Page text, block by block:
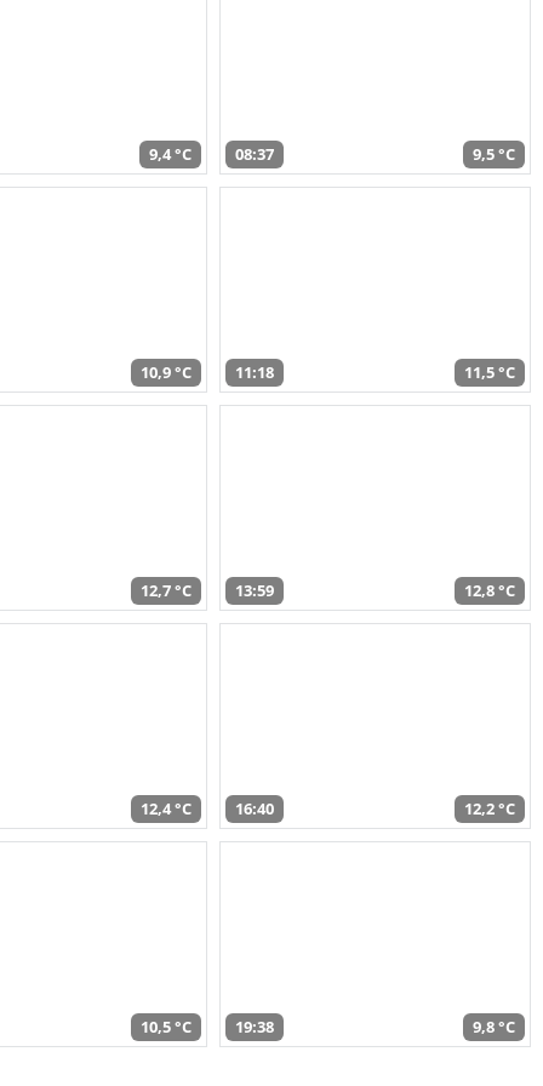
9,4 °C 08:37 9,5 °C
10,9 °C 11:18 11,5 °C
12,7 °C 13:59 12,8 °C
12,4 °C 16:40 12,2 °C
10,5 °C 19:38 9,8 °C